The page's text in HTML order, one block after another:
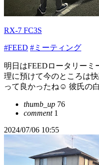
RX-7 FC3S
#FEED #ミーティング
明日はFEEDロータリーミ
理に預けて今のところは
って良かったね☺️ 彼氏の
thumb_up 76
comment1
2024/07/06 10:55